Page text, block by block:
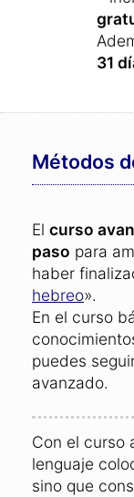
31
Métodos
Elcurso
pasopara
haber
En el curso
puedes
avanzado.